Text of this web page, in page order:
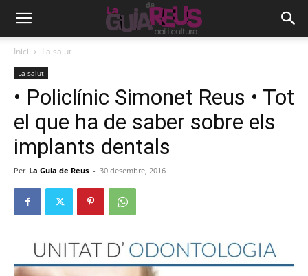
Inici La salut
La salut
• Policlínic Simonet Reus • Tot
el que ha de saber sobre els
implants dentals
Per La Guia de Reus - 30 desembre, 2016